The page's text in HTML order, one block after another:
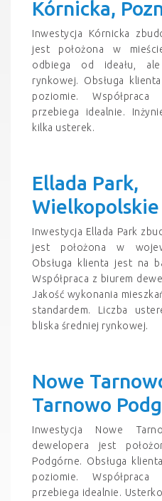
Kórnicka,
Inwestycja Kórnicka
jest położona w
odbiega od ideału,
rynkowej. Obsługa
poziomie.
przebiega idealnie.
kilka usterek.
Ellada Park,
Wielkopolskie
Inwestycja Ellada Park
jest położona w
Obsługa klienta jest na
Współpraca z biurem
Jakość wykonania
standardem. Liczba
bliska średniej rynkowej.
Nowe
Tarnowo
Inwestycja Nowe
dewelopera jest
Podgórne. Obsługa
poziomie.
przebiega idealnie.